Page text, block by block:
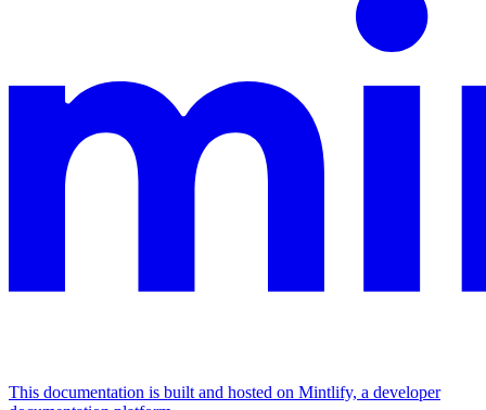
This documentation is built and hosted on Mintlify, a developer